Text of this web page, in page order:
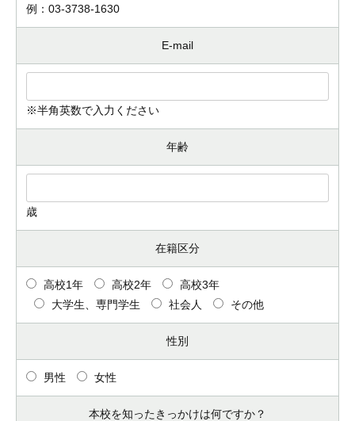
例：03-3738-1630
E-mail
※半角英数で入力ください
年齢
歳
在籍区分
高校1年 高校2年
高校3年
大学生、専門学生
社会人 その他
性別
男性 女性
本校を知ったきっかけは何ですか？